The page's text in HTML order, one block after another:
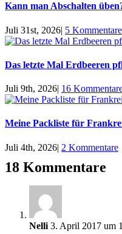
Kann man Abschalten
Juli 31st, 2026| 5 Kommentare
Das letzte Mal Erdbeeren
Juli 9th, 2026| 16
Meine Packliste für
Juli 4th, 2026| 2 Kommentare
18 Kommentare
Nelli 3. April 2017 um